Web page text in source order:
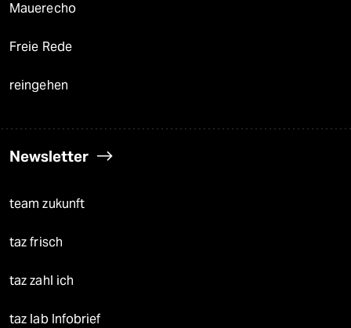
Mauerecho
Freie Rede
reingehen
Newsletter
team zukunft
taz frisch
taz zahl ich
taz lab Infobrief